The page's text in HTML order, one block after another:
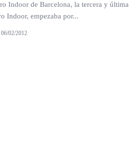
Indoor de Barcelona, la tercera y última
Indoor, empezaba por...
06/02/2012